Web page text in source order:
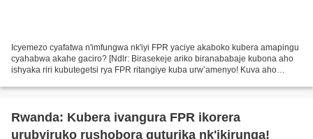
Icyemezo cyafatwa n'imfungwa nk'iyi FPR yaciye akaboko kubera amapingu
cyahabwa akahe gaciro? [Ndlr: Birasekeje ariko biranababaje kubona aho
ishyaka riri kubutegetsi rya FPR ritangiye kuba urw’amenyo! Kuva aho
Rwanda: Kubera ivangura FPR ikorera
urubyiruko rushobora guturika nk'ikirunga!